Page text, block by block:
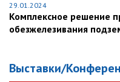
29.01.2024
Комплексное решение
обезжелезивания
Выставки/